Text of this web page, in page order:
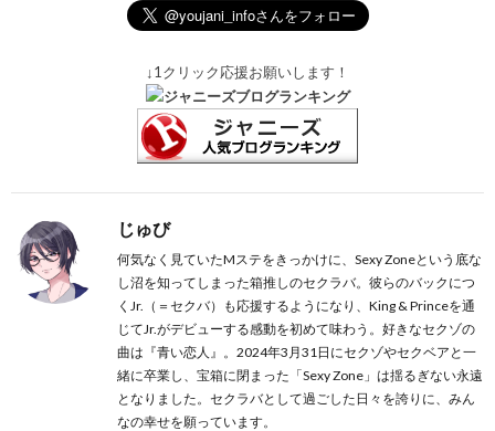
↓1クリック応援お願いします！
じゅび
何気なく見ていたMステをきっかけに、Sexy Zoneという底な
し沼を知ってしまった箱推しのセクラバ。彼らのバックにつ
くJr.（＝セクバ）も応援するようになり、King & Princeを通
じてJr.がデビューする感動を初めて味わう。好きなセクゾの
曲は『青い恋人』。2024年3月31日にセクゾやセクベアと一
緒に卒業し、宝箱に閉まった「Sexy Zone」は揺るぎない永遠
となりました。セクラバとして過ごした日々を誇りに、みん
なの幸せを願っています。